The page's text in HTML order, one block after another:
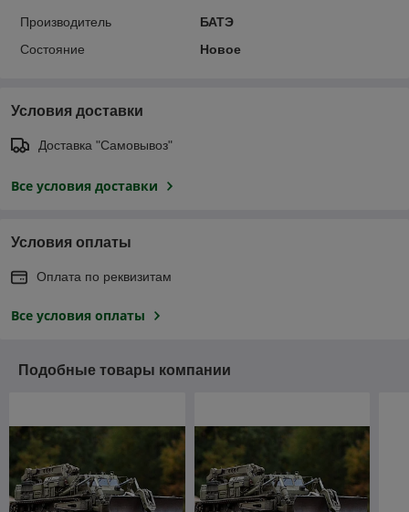
Производитель
БАТЭ
Состояние
Новое
Условия доставки
Доставка "Самовывоз"
Все условия доставки
Условия оплаты
Оплата по реквизитам
Все условия оплаты
Подобные товары компании